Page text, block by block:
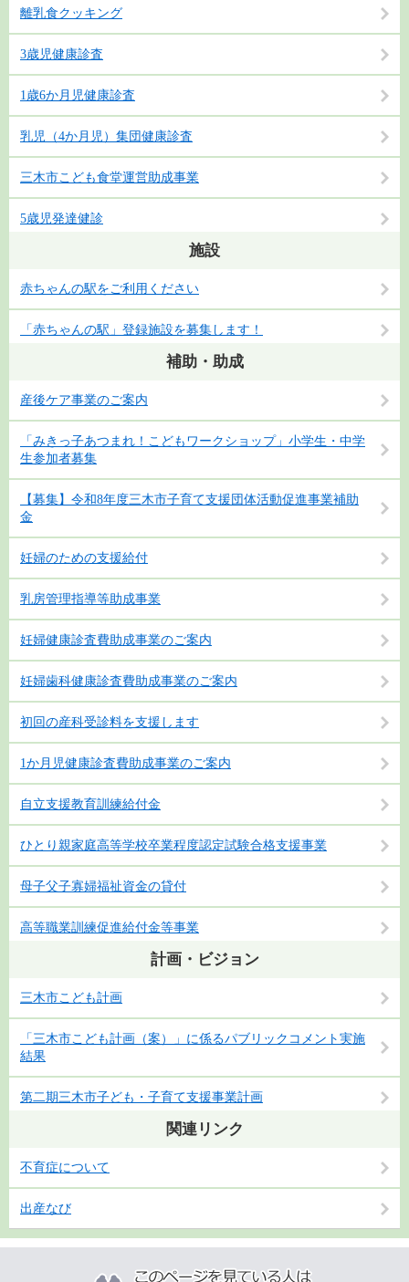
離乳食クッキング
3歳児健康診査
1歳6か月児健康診査
乳児（4か月児）集団健康診査
三木市こども食堂運営助成事業
5歳児発達健診
施設
赤ちゃんの駅をご利用ください
「赤ちゃんの駅」登録施設を募集します！
補助・助成
産後ケア事業のご案内
「みきっ子あつまれ！こどもワークショップ」小学生・中学
生参加者募集
【募集】令和8年度三木市子育て支援団体活動促進事業補助
金
妊婦のための支援給付
乳房管理指導等助成事業
妊婦健康診査費助成事業のご案内
妊婦歯科健康診査費助成事業のご案内
初回の産科受診料を支援します
1か月児健康診査費助成事業のご案内
自立支援教育訓練給付金
ひとり親家庭高等学校卒業程度認定試験合格支援事業
母子父子寡婦福祉資金の貸付
高等職業訓練促進給付金等事業
計画・ビジョン
三木市こども計画
「三木市こども計画（案）」に係るパブリックコメント実施
結果
第二期三木市子ども・子育て支援事業計画
関連リンク
不育症について
出産なび